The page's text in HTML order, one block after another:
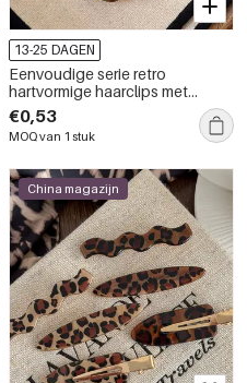
13-25 DAGEN
Eenvoudige serie retro
hartvormige haarclips met
luipaardprint, kleurverloop en
geometrische vorm, gemaakt
van hars met strass-steentjes.
€0,53
MOQ van 1 stuk
China magazijn